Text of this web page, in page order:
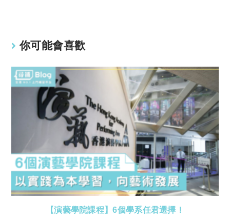
你可能會喜歡
【演藝學院課程】6個學系任君選擇！